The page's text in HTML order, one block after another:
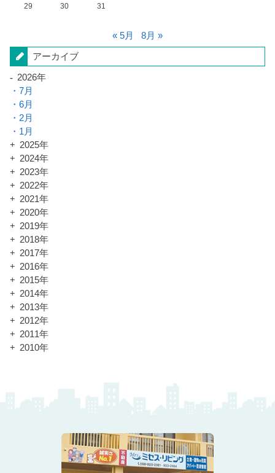
29
30 31
« 5月 8月 »
アーカイブ
2026年
7月
6月
2月
1月
2025年
2024年
2023年
2022年
2021年
2020年
2019年
2018年
2017年
2016年
2015年
2014年
2013年
2012年
2011年
2010年